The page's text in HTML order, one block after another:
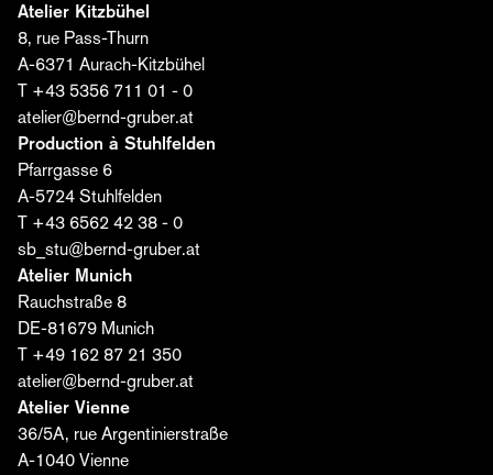
Nom*
E-mail*
J'accepte que la société Bernd Gruber GmbH traite
mes données pour l'envoi de l'éditorial. Je peux
révoquer mon consentement à tout moment. Vous
trouverez de plus amples informations
Abonnez-vous dès maintenant ›
Atelier Kitzbühel
8, rue Pass-Thurn
A-6371 Aurach-Kitzbühel
T +43 5356 711 01 - 0
atelier@bernd-gruber.at
Production à Stuhlfelden
Pfarrgasse 6
A-5724 Stuhlfelden
T +43 6562 42 38 - 0
sb_stu@bernd-gruber.at
Atelier Munich
Rauchstraße 8
DE-81679 Munich
T +49 162 87 21 350
atelier@bernd-gruber.at
Atelier Vienne
36/5A, rue Argentinierstraße
A-1040 Vienne